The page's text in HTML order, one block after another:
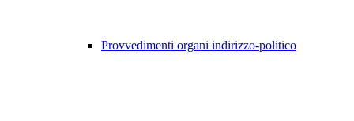
Provvedimenti organi indirizzo-politico